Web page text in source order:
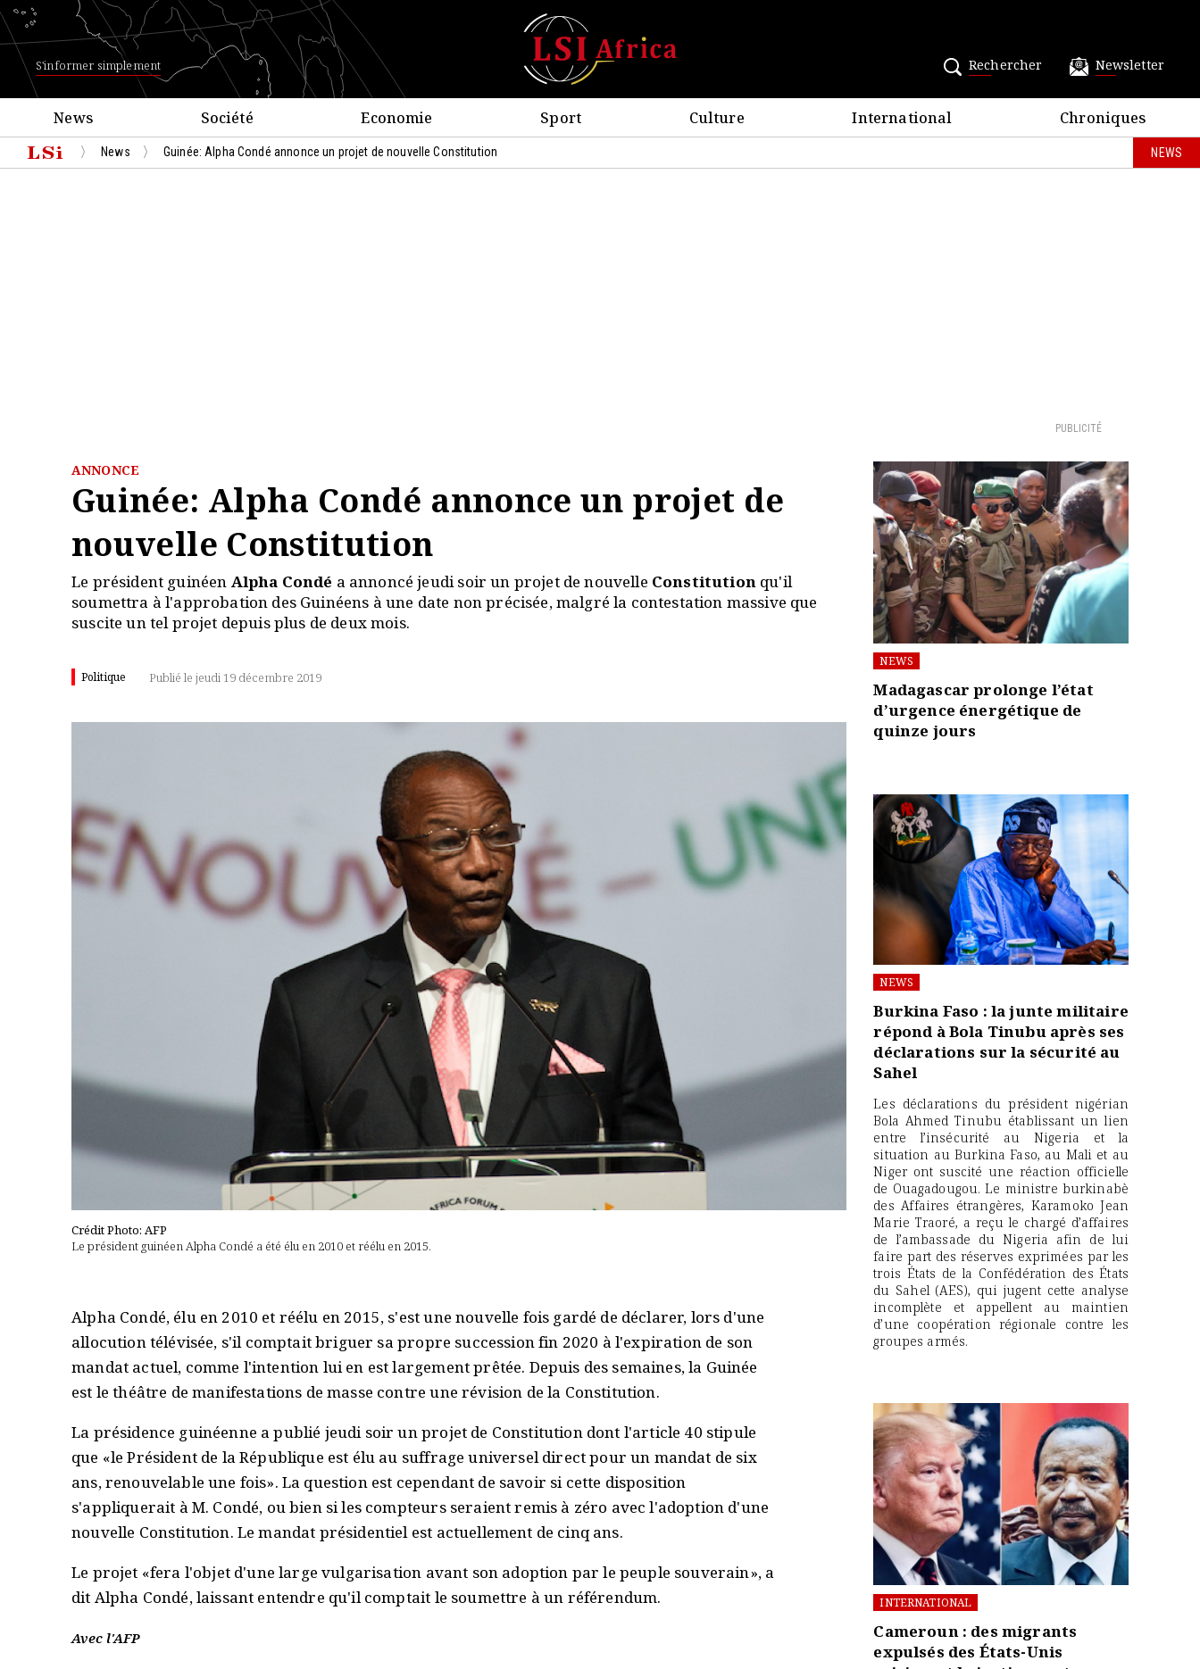
S'informer simplement Rechercher Newsletter
News Société Economie Sport Culture International Chroniques
News Guinée: Alpha Condé annonce un projet de nouvelle Constitution NEWS
PUBLICITÉ
ANNONCE
Guinée: Alpha Condé annonce un projet de
nouvelle Constitution
Le président guinéen Alpha Condé a annoncé jeudi soir un projet de nouvelle Constitutionqu'il
soumettra à l'approbation des Guinéens à une date non précisée, malgré la contestation massive que
suscite un tel projet depuis plus de deux mois.
Politique Publié le jeudi 19 décembre 2019
Crédit Photo: AFP
Le président guinéen Alpha Condé a été élu en 2010 et réélu en 2015.
Alpha Condé, élu en 2010 et réélu en 2015, s'est une nouvelle fois gardé de déclarer, lors d'une
allocution télévisée, s'il comptait briguer sa propre succession fin 2020 à l'expiration de son
mandat actuel, comme l'intention lui en est largement prêtée. Depuis des semaines, la Guinée
est le théâtre de manifestations de masse contre une révision de la Constitution.
La présidence guinéenne a publié jeudi soir un projet de Constitution dont l'article 40 stipule
que «le Président de la République est élu au suffrage universel direct pour un mandat de six
ans, renouvelable une fois». La question est cependant de savoir si cette disposition
s'appliquerait à M. Condé, ou bien si les compteurs seraient remis à zéro avec l'adoption d'une
nouvelle Constitution. Le mandat présidentiel est actuellement de cinq ans.
Le projet «fera l'objet d'une large vulgarisation avant son adoption par le peuple souverain», a
dit Alpha Condé, laissant entendre qu'il comptait le soumettre à un référendum.
Avec l'AFP
NEWS
Madagascar prolonge l’état
d’urgence énergétique de
quinze jours
NEWS
Burkina Faso : la junte militaire
répond à Bola Tinubu après ses
déclarations sur la sécurité au
Sahel
Les déclarations du président nigérian
Bola Ahmed Tinubu établissant un lien
entre l’insécurité au Nigeria et la
situation au Burkina Faso, au Mali et au
Niger ont suscité une réaction officielle
de Ouagadougou. Le ministre burkinabè
des Affaires étrangères, Karamoko Jean
Marie Traoré, a reçu le chargé d’affaires
de l’ambassade du Nigeria afin de lui
faire part des réserves exprimées par les
trois États de la Confédération des États
du Sahel (AES), qui jugent cette analyse
incomplète et appellent au maintien
d’une coopération régionale contre les
groupes armés.
INTERNATIONAL
Cameroun : des migrants
expulsés des États-Unis